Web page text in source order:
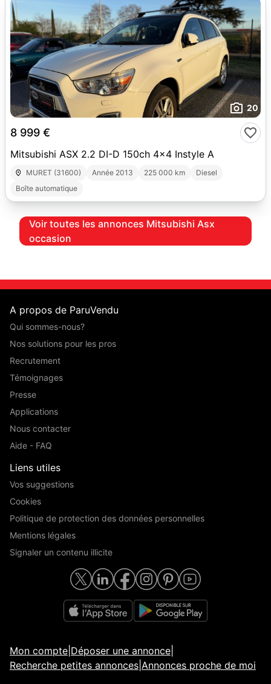
20
8 999 €
Mitsubishi ASX 2.2 DI-D 150ch 4x4 Instyle A
MURET (31600) Année 2013 225 000 km
Diesel
Boîte automatique
Voir toutes les annonces Mitsubishi Asx
occasion
A propos de ParuVendu
Qui sommes-nous?
Nos solutions pour les pros
Recrutement
Témoignages
Presse
Applications
Nous contacter
Aide - FAQ
Liens utiles
Vos suggestions
Cookies
Politique de protection des données personnelles
Mentions légales
Signaler un contenu illicite
Mon compte Déposer une annonce
Recherche petites annonces Annonces proche de moi